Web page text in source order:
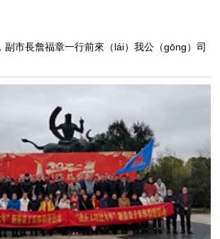
市長詹福章一行前來（lái）我公（gōng）司